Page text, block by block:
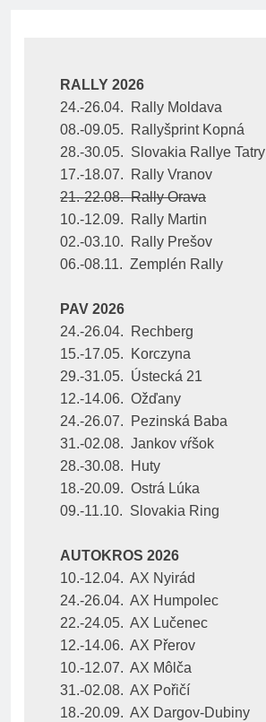
RALLY 2026
24.-26.04.  Rally Moldava
08.-09.05.  Rallyšprint Kopná
28.-30.05.  Slovakia Rallye Tatry
17.-18.07.  Rally Vranov
21.-22.08.  Rally Orava
10.-12.09.  Rally Martin
02.-03.10.  Rally Prešov
06.-08.11.  Zemplén Rally
PAV 2026
24.-26.04.  Rechberg
15.-17.05.  Korczyna
29.-31.05.  Ústecká 21
12.-14.06.  Ožďany
24.-26.07.  Pezinská Baba
31.-02.08.  Jankov vŕšok
28.-30.08.  Huty
18.-20.09.  Ostrá Lúka
09.-11.10.  Slovakia Ring
AUTOKROS 2026
10.-12.04.  AX Nyirád
24.-26.04.  AX Humpolec
22.-24.05.  AX Lučenec
12.-14.06.  AX Přerov
10.-12.07.  AX Môlča
31.-02.08.  AX Pořičí
18.-20.09.  AX Dargov-Dubiny